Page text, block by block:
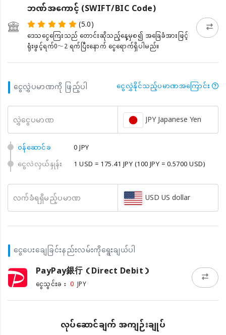
ဘဏ်အကောင့် (SWIFT/BIC Code)
(5.0)
ဒေသငွေကြေးသည် တောင်းဆိုသည့်နေ့မှစ၍ အခြေခံအားဖြင့်
ရုံးဖွင့်ရက်0〜2 ရက်ပြီးနောက် ငွေရောက်ရှိပါမည်။
ငွေလွှဲပမာဏကို ဖြည့်ပါ ငွေလွှဲနိုင်သည့်ပမာဏအကြောင်း
လွှဲငွေပမာဏ JPY Japanese Yen
၀န်ဆောင်ခ
0 JPY
ငွေလဲလှယ်နှုန်း
1 USD = 175.41 JPY(100 JPY = 0.5700 USD)
လက်ခံရရှိမည့်ပမာဏ USD US dollar
ငွေပေးချေခြင်းနည်းလမ်းကိုရွေးချယ်ပါ
PayPay銀行（Direct Debit）
ငွေသွင်းခ： 0 JPY
လုပ်ဆောင်ချက် အကျဉ်းချုပ်